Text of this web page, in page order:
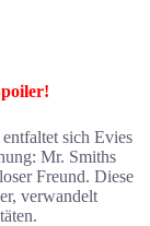
sich Evies
Mr. Smiths
Freund. Diese
verwandelt